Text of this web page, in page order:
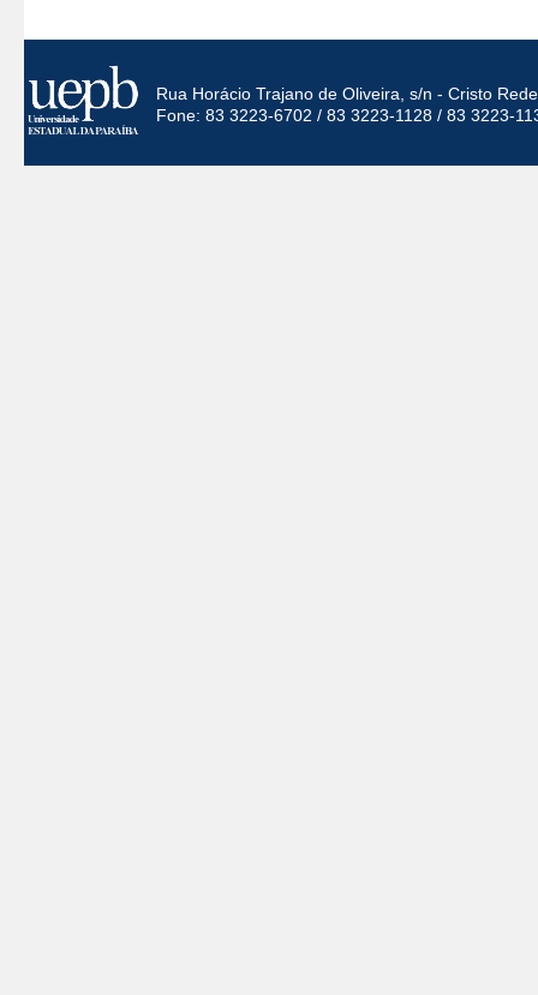
Rua Horácio Trajano de Oliveira, s/n - Cristo
Fone: 83 3223-6702 / 83 3223-1128 / 83 3223-